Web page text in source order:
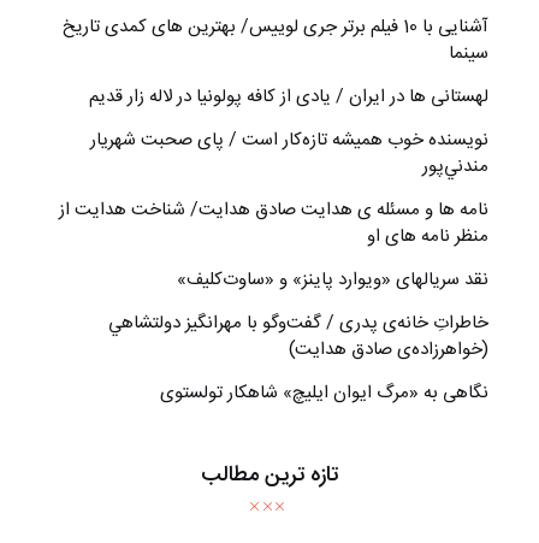
آشنایی با 10 فیلم برتر جری لوییس/ بهترین های کمدی تاریخ
سینما
لهستانی ها در ایران / یادی از کافه پولونیا در لاله زار قدیم
نويسنده خوب هميشه تازه‌كار است / پای صحبت شهريار
مندني‌پور
نامه ها و مسئله ی هدایت صادق هدایت/ شناخت هدایت از
منظر نامه های او
نقد سریالهای «ویوارد پاینز» و «ساوت‌کلیف»
خاطراتِ خانه‌ی پدری / گفت‌وگو با مهرانگيز دولتشاهي
(خواهرزاده‌ی صادق هدايت)
نگاهی به «مرگ ايوان ايليچ» شاهکار تولستوی
تازه ترین مطالب